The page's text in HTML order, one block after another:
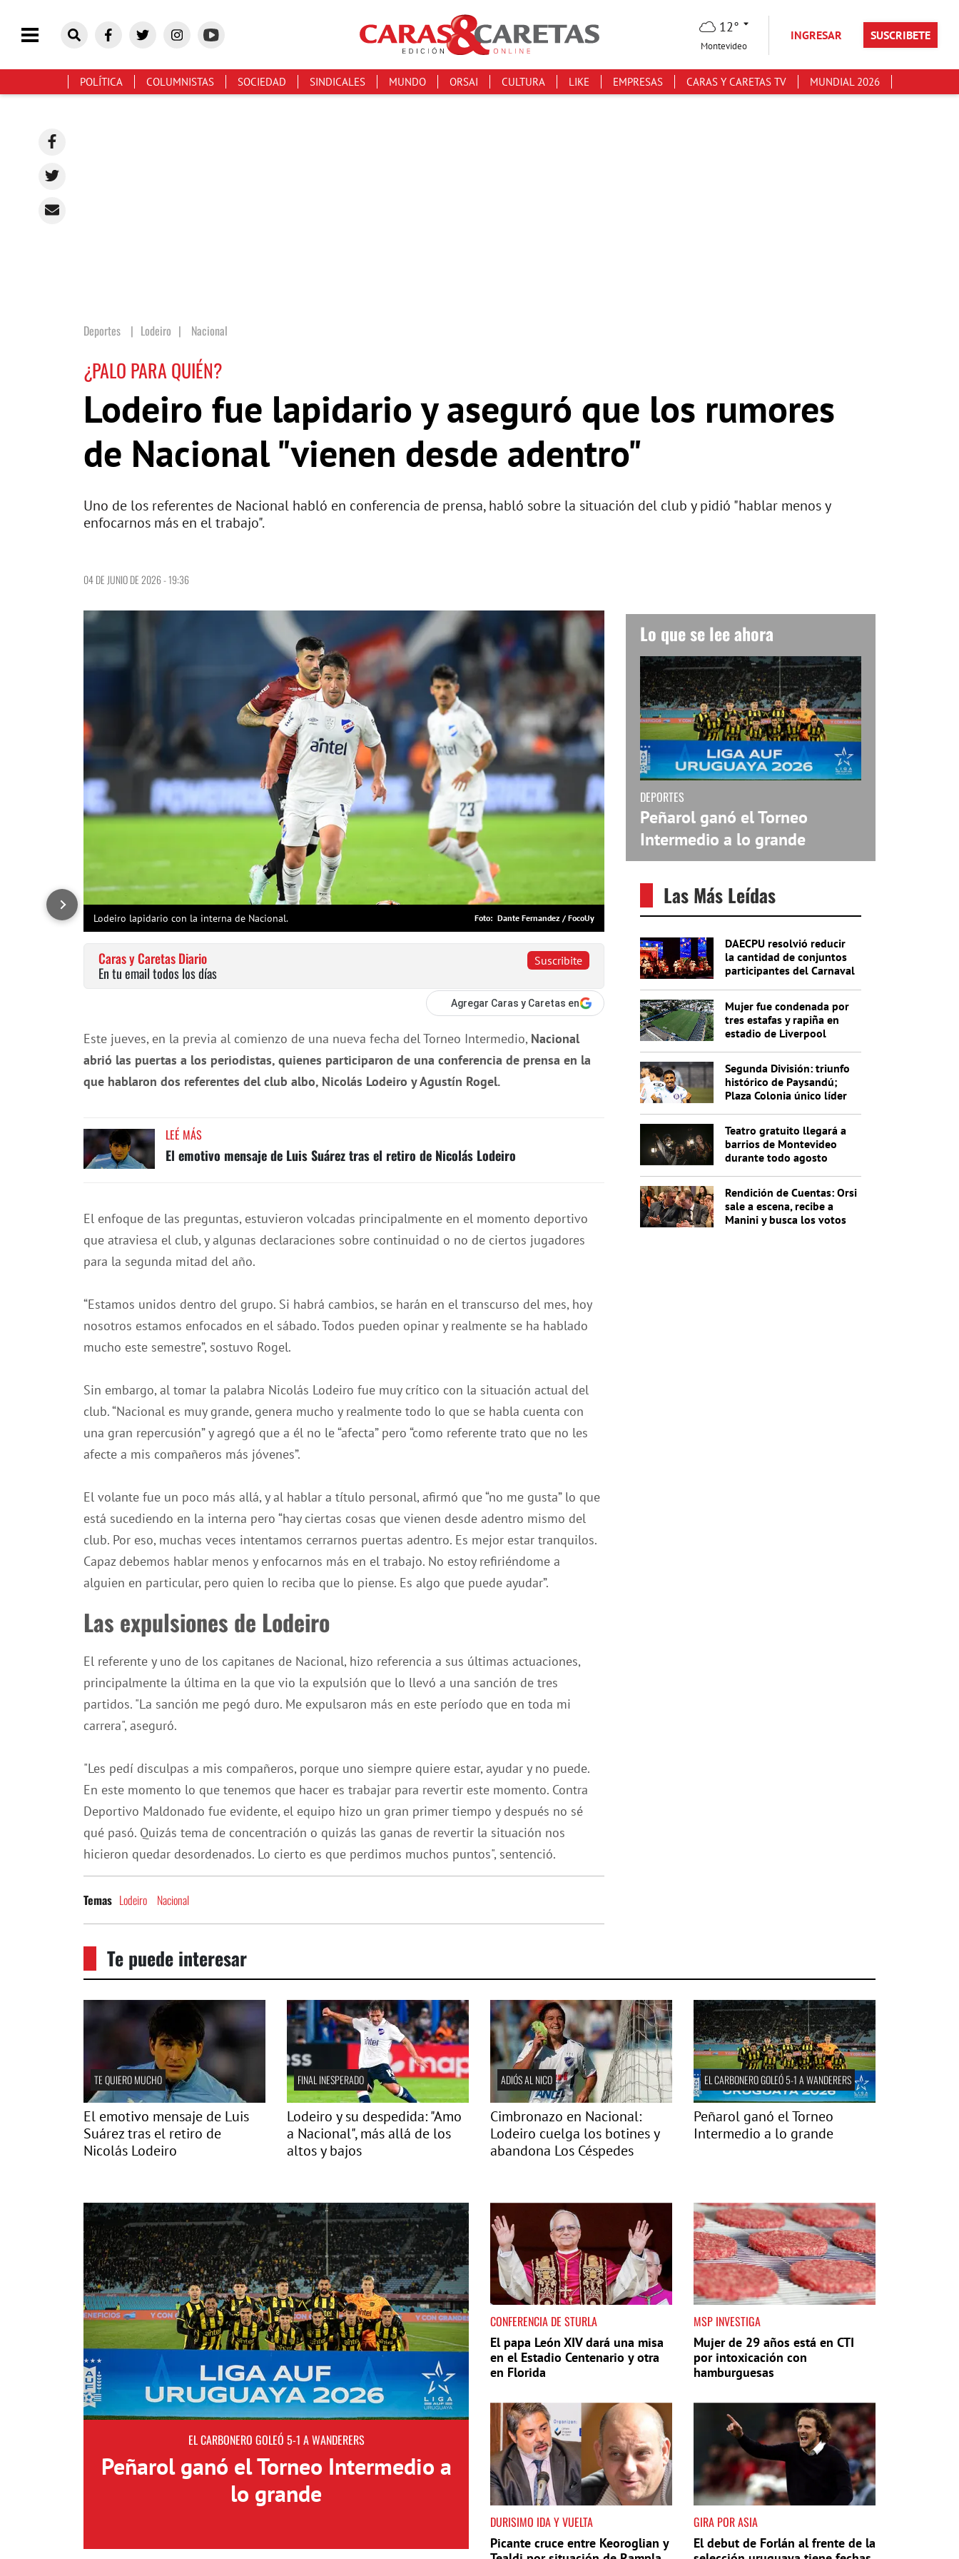
12°
Montevideo
INGRESAR SUSCRIBETE
POLÍTICA COLUMNISTAS SOCIEDAD SINDICALES MUNDO ORSAI CULTURA LIKE EMPRESAS CARAS Y CARETAS TV MUNDIAL 2026
Deportes Lodeiro | Nacional
¿PALO PARA QUIÉN?
Lodeiro fue lapidario y aseguró que los rumores
de Nacional "vienen desde adentro"
Uno de los referentes de Nacional habló en conferencia de prensa, habló sobre la situación del club y pidió "hablar menos y
enfocarnos más en el trabajo".
04 DE JUNIO DE 2026 - 19:36
Lodeiro lapidario con la interna de Nacional. Dante Fernandez / FocoUy
Suscribite
Caras y Caretas Diario
En tu email todos los días
Agregar Caras y Caretas en
Este jueves, en la previa al comienzo de una nueva fecha del Torneo Intermedio, Nacional
abrió las puertas a los periodistas, quienes participaron de una conferencia de prensa en la
que hablaron dos referentes del club albo, Nicolás Lodeiro y Agustín Rogel.
LEÉ MÁS
El emotivo mensaje de Luis Suárez tras el retiro de Nicolás Lodeiro
El enfoque de las preguntas, estuvieron volcadas principalmente en el momento deportivo
que atraviesa el club, y algunas declaraciones sobre continuidad o no de ciertos jugadores
para la segunda mitad del año.
“Estamos unidos dentro del grupo. Si habrá cambios, se harán en el transcurso del mes, hoy
nosotros estamos enfocados en el sábado. Todos pueden opinar y realmente se ha hablado
mucho este semestre”, sostuvo Rogel.
Sin embargo, al tomar la palabra Nicolás Lodeiro fue muy crítico con la situación actual del
club. “Nacional es muy grande, genera mucho y realmente todo lo que se habla cuenta con
una gran repercusión” y agregó que a él no le “afecta” pero “como referente trato que no les
afecte a mis compañeros más jóvenes”.
El volante fue un poco más allá, y al hablar a título personal, afirmó que “no me gusta” lo que
está sucediendo en la interna pero “hay ciertas cosas que vienen desde adentro mismo del
club. Por eso, muchas veces intentamos cerrarnos puertas adentro. Es mejor estar tranquilos.
Capaz debemos hablar menos y enfocarnos más en el trabajo. No estoy refiriéndome a
alguien en particular, pero quien lo reciba que lo piense. Es algo que puede ayudar”.
Las expulsiones de Lodeiro
El referente y uno de los capitanes de Nacional, hizo referencia a sus últimas actuaciones,
principalmente la última en la que vio la expulsión que lo llevó a una sanción de tres
partidos. "La sanción me pegó duro. Me expulsaron más en este período que en toda mi
carrera", aseguró.
"Les pedí disculpas a mis compañeros, porque uno siempre quiere estar, ayudar y no puede.
En este momento lo que tenemos que hacer es trabajar para revertir este momento. Contra
Deportivo Maldonado fue evidente, el equipo hizo un gran primer tiempo y después no sé
qué pasó. Quizás tema de concentración o quizás las ganas de revertir la situación nos
hicieron quedar desordenados. Lo cierto es que perdimos muchos puntos", sentenció.
Temas Lodeiro Nacional
Lo que se lee ahora
DEPORTES
Peñarol ganó el Torneo
Intermedio a lo grande
Las Más Leídas
DAECPU resolvió reducir
la cantidad de conjuntos
participantes del Carnaval
Mujer fue condenada por
tres estafas y rapiña en
estadio de Liverpool
Segunda División: triunfo
histórico de Paysandú;
Plaza Colonia único líder
Teatro gratuito llegará a
barrios de Montevideo
durante todo agosto
Rendición de Cuentas: Orsi
sale a escena, recibe a
Manini y busca los votos
Te puede interesar
TE QUIERO MUCHO
El emotivo mensaje de Luis
Suárez tras el retiro de
Nicolás Lodeiro
FINAL INESPERADO
Lodeiro y su despedida: "Amo
a Nacional", más allá de los
altos y bajos
ADIÓS AL NICO
Cimbronazo en Nacional:
Lodeiro cuelga los botines y
abandona Los Céspedes
EL CARBONERO GOLEÓ 5-1 A WANDERERS
Peñarol ganó el Torneo
Intermedio a lo grande
EL CARBONERO GOLEÓ 5-1 A WANDERERS
Peñarol ganó el Torneo Intermedio a
lo grande
CONFERENCIA DE STURLA
El papa León XIV dará una misa
en el Estadio Centenario y otra
en Florida
MSP INVESTIGA
Mujer de 29 años está en CTI
por intoxicación con
hamburguesas
DURISIMO IDA Y VUELTA
Picante cruce entre Keoroglian y
GIRA POR ASIA
El debut de Forlán al frente de la